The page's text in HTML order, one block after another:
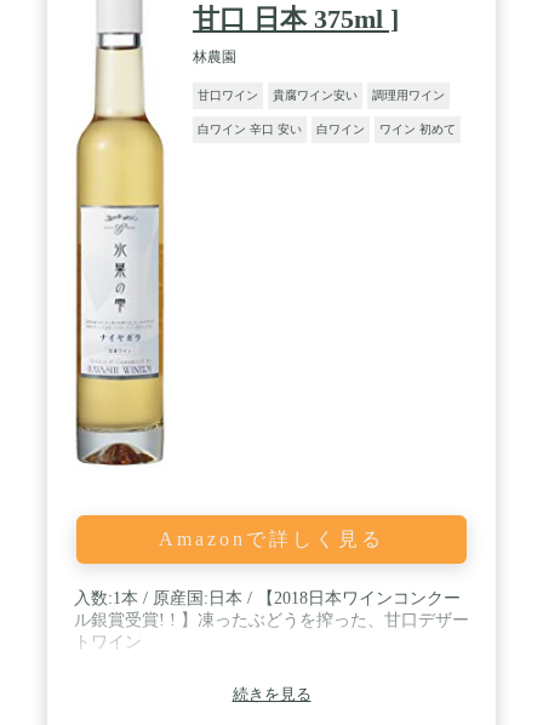
甘口 日本 375ml ]
林農園
甘口ワイン 貴腐ワイン安い 調理用ワイン
白ワイン 辛口 安い 白ワイン ワイン 初めて
Amazonで詳しく見る
入数:1本 / 原産国:日本 / 【2018日本ワインコンクー
ル銀賞受賞! ! 】凍ったぶどうを搾った、甘口デザー
トワイン
続きを見る